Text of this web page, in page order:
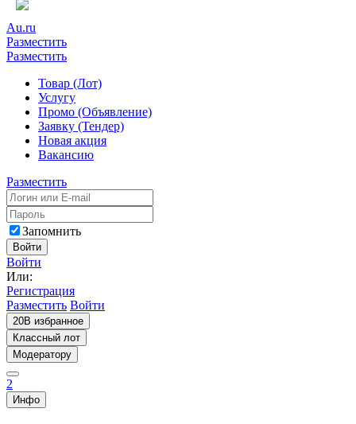
Au.ru
Разместить
Разместить
Товар (Лот)
Услугу
Промо (Объявление)
Заявку (Тендер)
Новая акция
Вакансию
Разместить
Запомнить
Войти
Войти
Или:
Регистрация
Разместить Войти
20В избранное
Классный лот
Модератору
2
Инфо